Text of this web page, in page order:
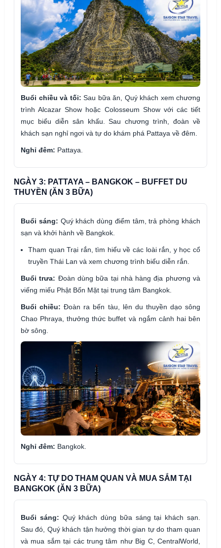
Buổi chiều và tối: Sau bữa ăn, Quý khách xem chương
trình Alcazar Show hoặc Colosseum Show với các tiết
mục biểu diễn sân khấu. Sau chương trình, đoàn về
khách sạn nghỉ ngơi và tự do khám phá Pattaya về đêm.
Nghỉ đêm: Pattaya.
NGÀY 3: PATTAYA – BANGKOK – BUFFET DU
THUYỀN (ĂN 3 BỮA)
Buổi sáng: Quý khách dùng điểm tâm, trả phòng khách
sạn và khởi hành về Bangkok.
Tham quan Trại rắn, tìm hiểu về các loài rắn, y học cổ
truyền Thái Lan và xem chương trình biểu diễn rắn.
Buổi trưa: Đoàn dùng bữa tại nhà hàng địa phương và
viếng miếu Phật Bốn Mặt tại trung tâm Bangkok.
Buổi chiều: Đoàn ra bến tàu, lên du thuyền dạo sông
Chao Phraya, thưởng thức buffet và ngắm cảnh hai bên
bờ sông.
Nghỉ đêm: Bangkok.
NGÀY 4: TỰ DO THAM QUAN VÀ MUA SẮM TẠI
BANGKOK (ĂN 3 BỮA)
Buổi sáng: Quý khách dùng bữa sáng tại khách sạn.
Sau đó, Quý khách tận hưởng thời gian tự do tham quan
và mua sắm tại các trung tâm như Big C, CentralWorld,